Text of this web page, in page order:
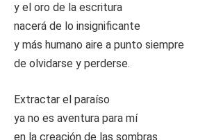
y el oro de la escritura
nacerá de lo insignificante
y más humano aire a punto siempre
de olvidarse y perderse.
Extractar el paraíso
ya no es aventura para mí
en la creación de las sombras